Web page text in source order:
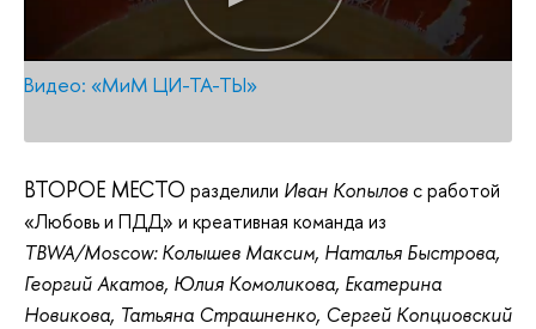
Видео: «МиМ ЦИ-ТА-ТЫ»
ВТОРОЕ МЕСТО разделили Иван Копыловс работой
«Любовь и ПДД» и креативная команда из
TBWA/Moscow: Колышев Максим, Наталья Быстрова,
Георгий Акатов, Юлия Комоликова, Екатерина
Новикова, Татьяна Страшненко, Сергей Копциовский